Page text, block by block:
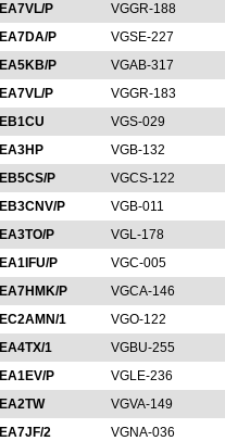
EA7VL/P
VGGR-188
EA7DA/P
VGSE-227
EA5KB/P
VGAB-317
EA7VL/P
VGGR-183
EB1CU
VGS-029
EA3HP
VGB-132
EB5CS/P
VGCS-122
EB3CNV/P
VGB-011
EA3TO/P
VGL-178
EA1IFU/P
VGC-005
EA7HMK/P
VGCA-146
EC2AMN/1
VGO-122
EA4TX/1
VGBU-255
EA1EV/P
VGLE-236
EA2TW
VGVA-149
EA7JF/2
VGNA-036